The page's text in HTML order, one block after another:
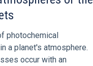
photochemical
a planet's atmosphere.
occur with an